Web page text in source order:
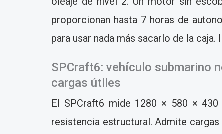
proporcionan hasta 7 horas de
para usar nada más sacarlo de la
SPCraft6: vehículo submarino
cargas útiles
El SPCraft6 mide 1280 × 580 ×
resistencia estructural. Admite